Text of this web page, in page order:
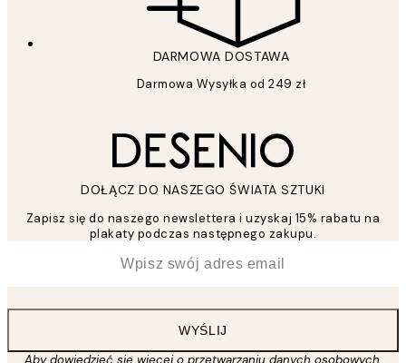
DARMOWA DOSTAWA
Darmowa Wysyłka od 249 zł
DOŁĄCZ DO NASZEGO ŚWIATA SZTUKI
Zapisz się do naszego newslettera i uzyskaj 15% rabatu na
plakaty podczas następnego zakupu.
WYŚLIJ
Aby dowiedzieć się więcej o przetwarzaniu danych osobowych,